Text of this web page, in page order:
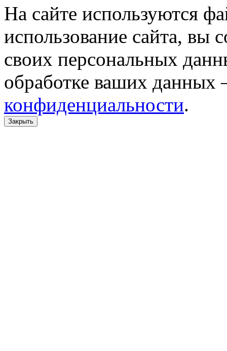
На сайте используются
использование сайта, вы
своих персональных
обработке ваших данных
конфиденциальности.
Закрыть